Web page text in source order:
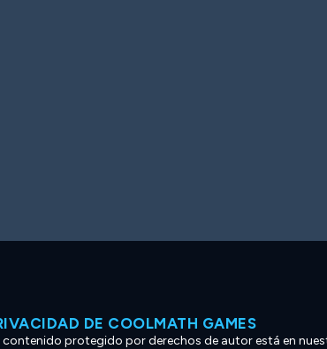
DE COOLMATH GAMES
contenido protegido por derechos de autor está en